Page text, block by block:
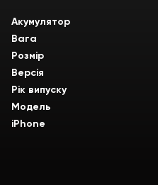
Акумулятор
Вага
Розмір
Версія
Рік випуску
Модель
iPhone